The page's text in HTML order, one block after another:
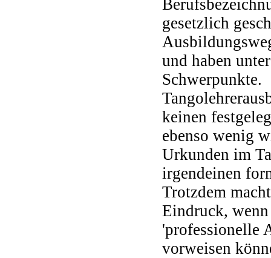
gesetzlich
und haben
Schwerpunkte.
keinen
ebenso wenig
Urkunden im
irgendeinen
Trotzdem
Eindruck,
'professionelle
vorweisen